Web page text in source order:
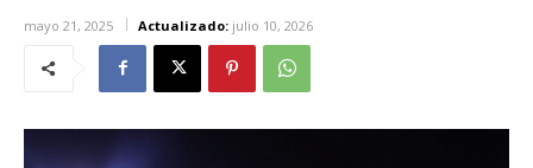
mayo 21, 2025 Actualizado: julio 10, 2026